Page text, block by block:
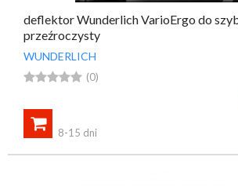
deflektor Wunderlich VarioErgo do
przeźroczysty
WUNDERLICH
 (0)

8-15 dni